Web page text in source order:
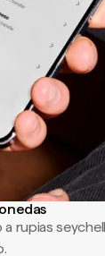
rupias